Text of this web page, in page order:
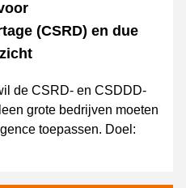
(CSRD) en due
de CSRD- en CSDDD-
grote bedrijven moeten
toepassen. Doel: